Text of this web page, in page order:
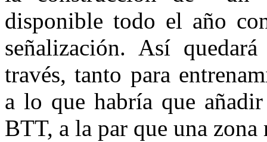
disponible todo el año
señalización. Así
través, tanto para
a lo que habría que
BTT, a la par que una